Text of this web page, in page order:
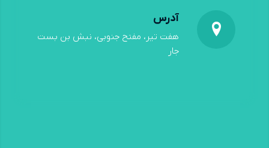
آدرس
هفت تیر، مفتح جنوبی، نبش بن بست
جار